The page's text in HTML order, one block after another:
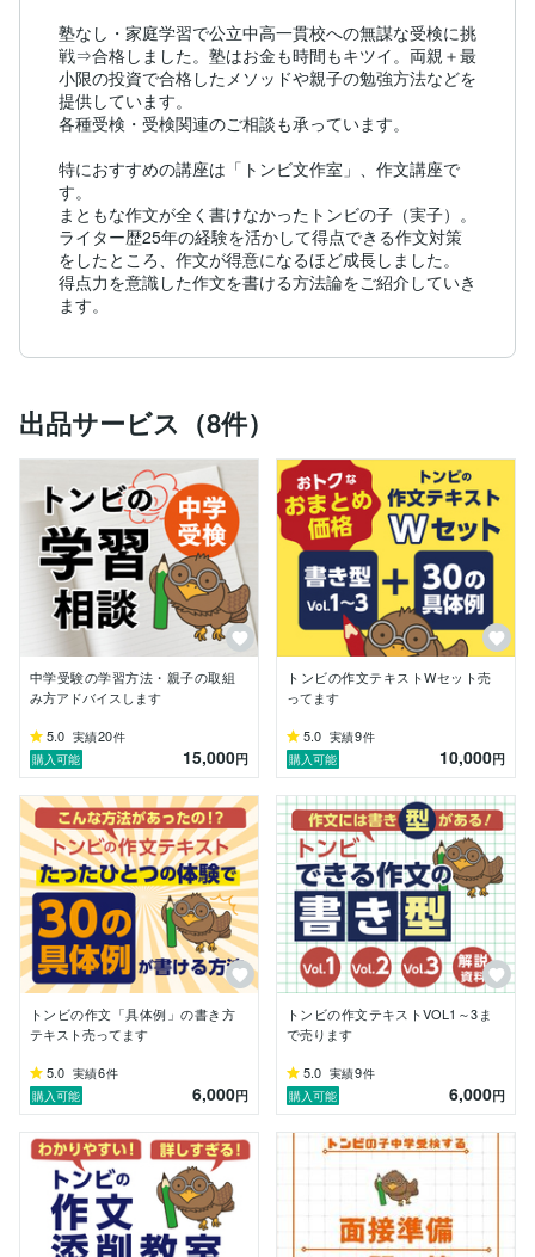
塾なし・家庭学習で公立中高一貫校への無謀な受検に挑
戦⇒合格しました。塾はお金も時間もキツイ。両親＋最
小限の投資で合格したメソッドや親子の勉強方法などを
提供しています。
各種受検・受検関連のご相談も承っています。
特におすすめの講座は「トンビ文作室」、作文講座で
す。
まともな作文が全く書けなかったトンビの子（実子）。
ライター歴25年の経験を活かして得点できる作文対策
をしたところ、作文が得意になるほど成長しました。
得点力を意識した作文を書ける方法論をご紹介していき
出品サービス（8件）
中学受験の学習方法・親子の取組
み方アドバイスします
5.0 実績20件
購入可能
15,000円
トンビの作文テキストWセット売
ってます
5.0 実績9件
購入可能
10,000円
トンビの作文「具体例」の書き方
テキスト売ってます
5.0 実績6件
購入可能
6,000円
トンビの作文テキストVOL1～3ま
で売ります
5.0 実績9件
購入可能
6,000円